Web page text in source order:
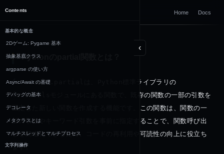
Home Docs
‹
Contents
基本的な概念
2Dゲーム: Pygame 基本
抽象基底クラス
argparse の使い方
Async/Await の基礎
デバッグの基本
デコレータ
メタクラスとは
マルチスレッドとマルチプロセス
文字列操作
Pythonのpartial関数とは？
functools.partial
標準ライブラリの
functools
モジュールにある関数で、既存の関数の一部の引数を
固定した新しい関数を作成する機能です。この関数は、関数の一
部の引数やキーワード引数を事前に指定することで、関数呼び出
しを簡略化できるため、コードの再利用や可読性の向上に役立ち